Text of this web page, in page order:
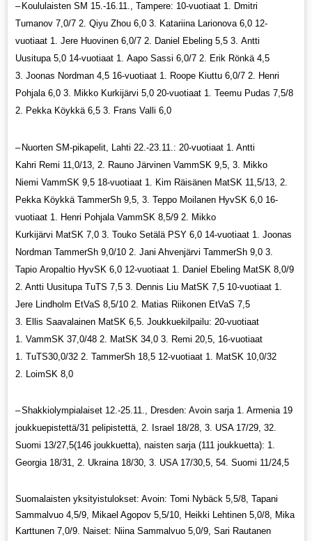
– Koululaisten SM 15.-16.11., Tampere: 10-vuotiaat 1. Dmitri
Tumanov 7,0/7 2. Qiyu Zhou 6,0 3. Katariina Larionova 6,0 12-
vuotiaat 1. Jere Huovinen 6,0/7 2. Daniel Ebeling 5,5 3. Antti
Uusitupa 5,0 14-vuotiaat 1. Aapo Sassi 6,0/7 2. Erik Rönkä 4,5
3. Joonas Nordman 4,5 16-vuotiaat 1. Roope Kiuttu 6,0/7 2. Henri
Pohjala 6,0 3. Mikko Kurkijärvi 5,0 20-vuotiaat 1. Teemu Pudas 7,5/8
2. Pekka Köykkä 6,5 3. Frans Valli 6,0
– Nuorten SM-pikapelit, Lahti 22.-23.11.: 20-vuotiaat 1. Antti
Kahri Remi 11,0/13, 2. Rauno Järvinen VammSK 9,5, 3. Mikko
Niemi VammSK 9,5 18-vuotiaat 1. Kim Räisänen MatSK 11,5/13, 2.
Pekka Köykkä TammerSh 9,5, 3. Teppo Moilanen HyvSK 6,0 16-
vuotiaat 1. Henri Pohjala VammSK 8,5/9 2. Mikko
Kurkijärvi MatSK 7,0 3. Touko Setälä PSY 6,0 14-vuotiaat 1. Joonas
Nordman TammerSh 9,0/10 2. Jani Ahvenjärvi TammerSh 9,0 3.
Tapio Aropaltio HyvSK 6,0 12-vuotiaat 1. Daniel Ebeling MatSK 8,0/9
2. Antti Uusitupa TuTS 7,5 3. Dennis Liu MatSK 7,5 10-vuotiaat 1.
Jere Lindholm EtVaS 8,5/10 2. Matias Riikonen EtVaS 7,5
3. Ellis Saavalainen MatSK 6,5. Joukkuekilpailu: 20-vuotiaat
1. VammSK 37,0/48 2. MatSK 34,0 3. Remi 20,5, 16-vuotiaat
1. TuTS30,0/32 2. TammerSh 18,5 12-vuotiaat 1. MatSK 10,0/32
2. LoimSK 8,0
–Shakkiolympialaiset 12.-25.11., Dresden: Avoin sarja 1. Armenia 19
joukkuepistettä/31 pelipistettä, 2. Israel 18/28, 3. USA 17/29, 32.
Suomi 13/27,5(146 joukkuetta), naisten sarja (111 joukkuetta): 1.
Georgia 18/31, 2. Ukraina 18/30, 3. USA 17/30,5, 54. Suomi 11/24,5
Suomalaisten yksityistulokset: Avoin: Tomi Nybäck 5,5/8, Tapani
Sammalvuo 4,5/9, Mikael Agopov 5,5/10, Heikki Lehtinen 5,0/8, Mika
Karttunen 7,0/9. Naiset: Niina Sammalvuo 5,0/9, Sari Rautanen